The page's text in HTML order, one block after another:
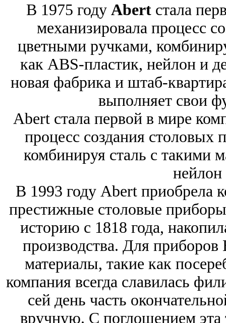
В 1975 году Abertстала
механизировала процесс
цветными ручками,
как ABS-пластик, нейлон и
новая фабрика и штаб-
выполняет свои
Abert стала первой в мире
процесс создания
комбинируя сталь с такими
нейлон
В 1993 году Abert
престижные столовые
историю с 1818 года,
производства. Для
материалы, такие как
компания всегда славилась
сей день часть
вручную. С поглощением эта